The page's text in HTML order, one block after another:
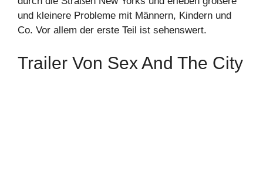
und kleinere Probleme mit Männern, Kindern und
Co. Vor allem der erste Teil ist sehenswert.
Trailer Von Sex And The City